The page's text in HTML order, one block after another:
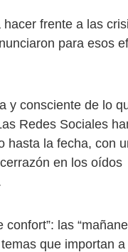
frente a las
para esos
y consciente de lo
Redes Sociales
hasta la fecha, con
en los oídos
las
que importan